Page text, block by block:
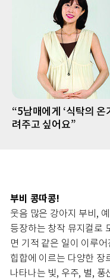
“5남매에게 ‘식탁의 온
려주고 싶어요”
부비 콩따콩!
웃음 많은 강아지 부비,
등장하는 창작 뮤지컬로
면 기적 같은 일이 이루
힙합에 이르는 다양한 장
나타나는 빛, 우주, 별, 풍